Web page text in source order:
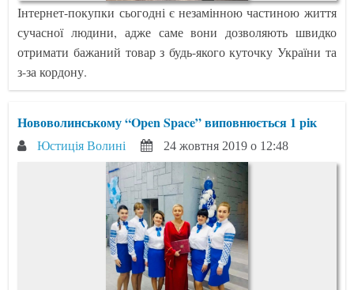
Інтернет-покупки сьогодні є незамінною частиною життя
сучасної людини, адже саме вони дозволяють швидко
отримати бажаний товар з будь-якого куточку України та
з-за кордону.
Нововолинському “Open Space” виповнюється 1 рік
Юстиція Волині 24 жовтня 2019 о 12:48